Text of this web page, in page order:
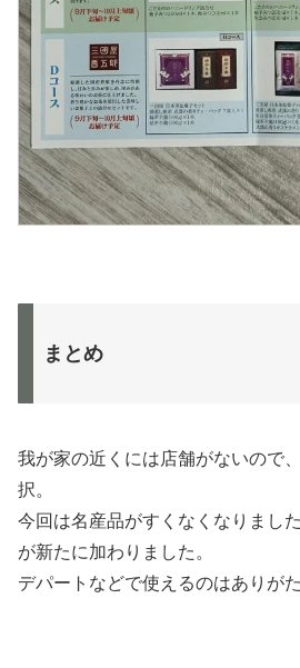
まとめ
我が家の近くには店舗がないので
択。
今回は名産品がすくなくなりまし
が新たに加わりました。
デパートなどで使えるのはありが